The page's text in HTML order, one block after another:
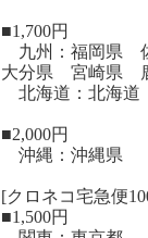
■1,700円
九州：福岡県
大分県 宮崎県
北海道：北海道
■2,000円
沖縄：沖縄県
[クロネコ宅急便
■1,500円